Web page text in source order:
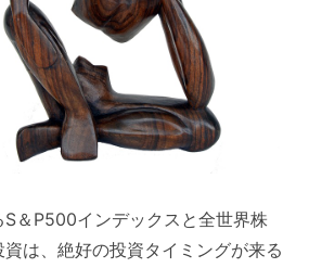
＆P500インデックスと全世界株
は、絶好の投資タイミングが来る